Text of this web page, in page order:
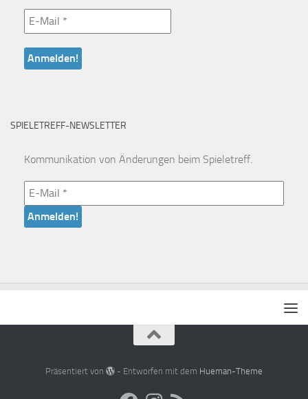
SPIELETREFF-NEWSLETTER
Kommunikation von Änderungen beim Spieletreff.
Präsentiert von - Entworfen mit dem Hueman-Theme